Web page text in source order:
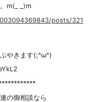
m(_ _)m
posts/321
やきます(;^ω^)
の御相談なら